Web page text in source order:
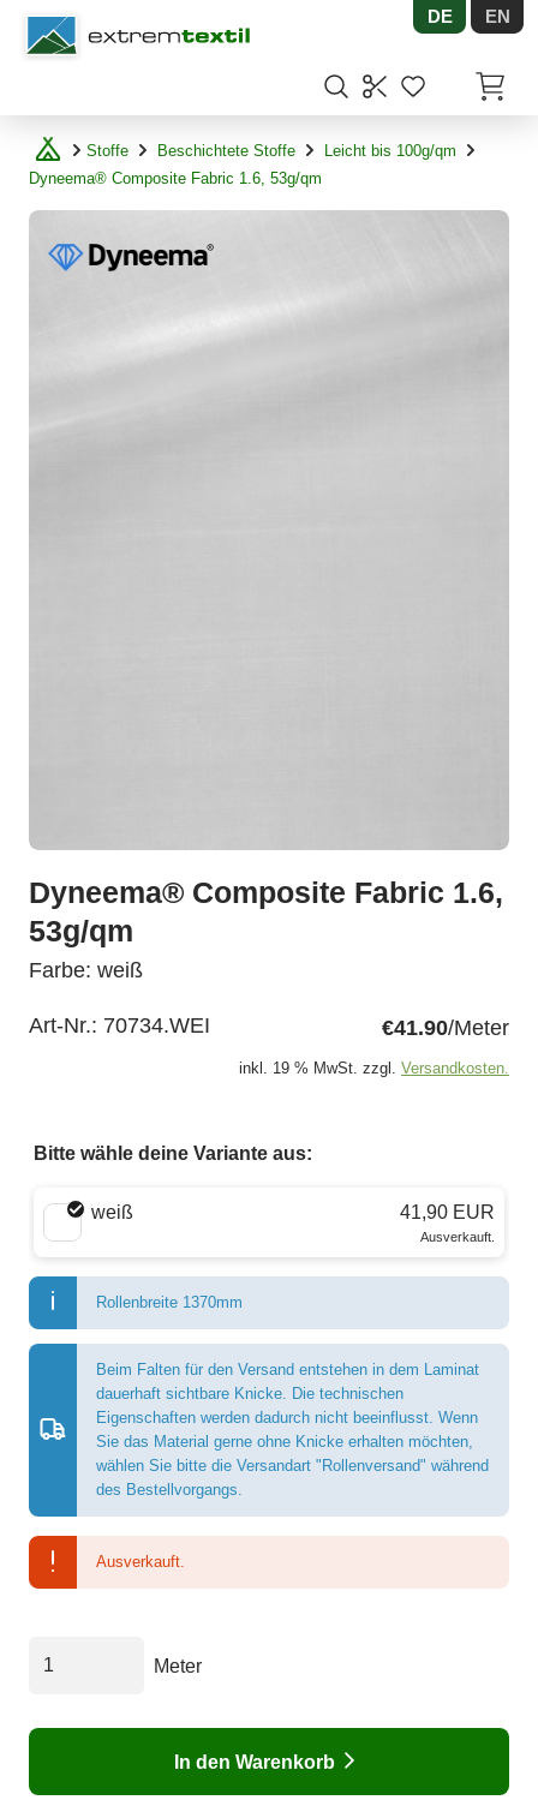
Shopware DE EN
Stoffe Beschichtete Stoffe
Leicht bis 100g/qm
Dyneema® Composite Fabric 1.6, 53g/qm
Dyneema® Composite Fabric 1.6,
53g/qm
Farbe: weiß
Art-Nr.: 70734.WEI €41.90/Meter
inkl. 19 % MwSt. zzgl. Versandkosten.
Bitte wähle deine Variante aus:
Wähle eine Farbe
weiß 41,90 EUR
Ausverkauft.
Rollenbreite 1370mm
Beim Falten für den Versand entstehen in dem Laminat
dauerhaft sichtbare Knicke. Die technischen
Eigenschaften werden dadurch nicht beeinflusst. Wenn
Sie das Material gerne ohne Knicke erhalten möchten,
wählen Sie bitte die Versandart "Rollenversand" während
des Bestellvorgangs.
Ausverkauft.
Meter
In den Warenkorb